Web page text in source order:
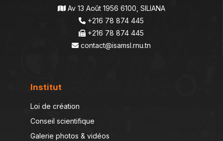
Av 13 Août 1956 6100, SILIANA
+216 78 874 445
+216 78 874 445
contact@isamsl.rnu.tn
Institut
Loi de création
Conseil scientifique
Galerie photos & vidéos